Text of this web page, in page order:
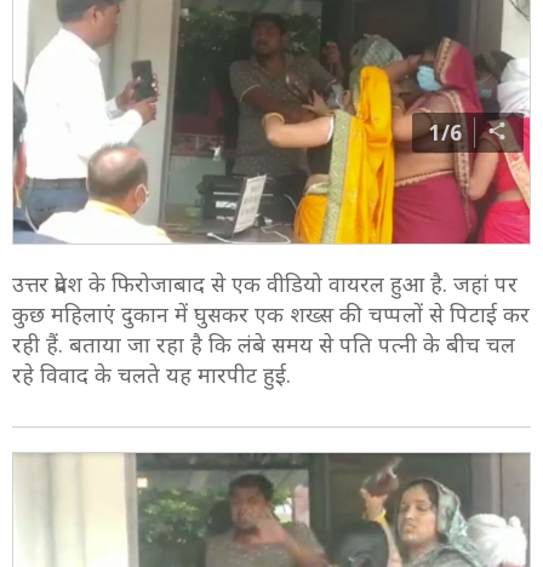
1/6
उत्तर प्रदेश के फिरोजाबाद से एक वीडियो वायरल हुआ है. जहां पर
कुछ महिलाएं दुकान में घुसकर एक शख्स की चप्पलों से पिटाई कर
रही हैं. बताया जा रहा है कि लंबे समय से पति पत्नी के बीच चल
रहे विवाद के चलते यह मारपीट हुई.